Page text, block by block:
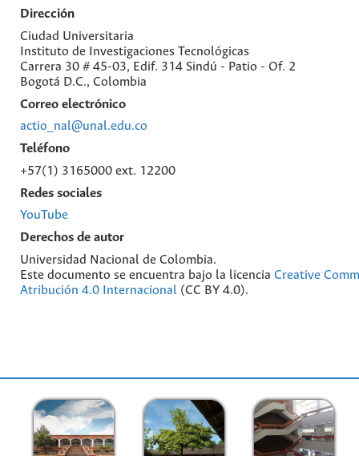
Dirección
Ciudad Universitaria
Instituto de Investigaciones Tecnológicas
Carrera 30 # 45-03, Edif. 314 Sindú - Patio - Of. 2
Bogotá D.C., Colombia
Correo electrónico
actio_nal@unal.edu.co
Teléfono
+57(1) 3165000 ext. 12200
Redes sociales
YouTube
Derechos de autor
Universidad Nacional de Colombia.
Este documento se encuentra bajo la licencia Creative
Atribución 4.0 Internacional (CC BY 4.0).